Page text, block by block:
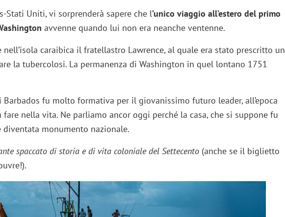
Stati Uniti, vi sorprenderà sapere che l’unico viaggio all’estero del primo
avvenne quando lui non era neanche ventenne.
caraibica il fratellastro Lawrence, al quale era stato prescritto un
la tubercolosi. La permanenza di Washington in quel lontano 1751
fu molto formativa per il giovanissimo futuro leader, all’epoca
nella vita. Ne parliamo ancor oggi perché la casa, che si suppone fu
monumento nazionale.
spaccato di storia e di vita coloniale del Settecento(anche se il biglietto